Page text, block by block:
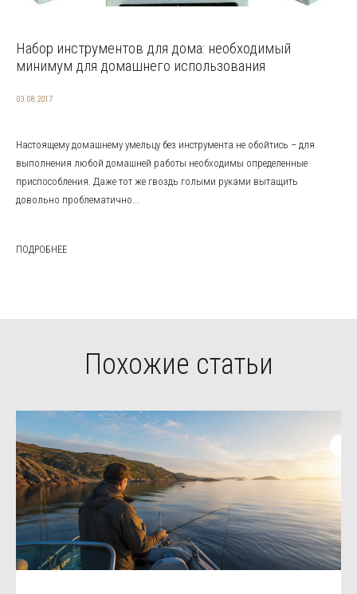
Набор инструментов для дома: необходимый
минимум для домашнего использования
03.08.2017
Настоящему домашнему умельцу без инструмента не обойтись – для
выполнения любой домашней работы необходимы определенные
приспособления. Даже тот же гвоздь голыми руками вытащить
довольно проблематично...
ПОДРОБНЕЕ
Похожие статьи